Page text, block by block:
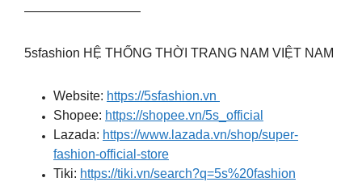
—————————
5sfashion HỆ THỐNG THỜI TRANG NAM VIỆT NAM
Website: https://5sfashion.vn
Shopee: https://shopee.vn/5s_official
Lazada: https://www.lazada.vn/shop/super-
fashion-official-store
Tiki: https://tiki.vn/search?q=5s%20fashion